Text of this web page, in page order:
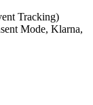
Tracking)
Mode, Klarna,